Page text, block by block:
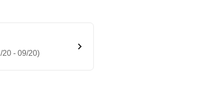
- 09/20)